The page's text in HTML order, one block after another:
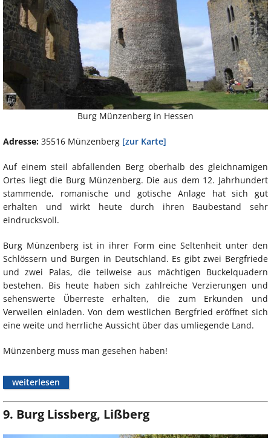
Burg Münzenberg in Hessen
Adresse: 35516 Münzenberg [zur Karte]
Auf einem steil abfallenden Berg oberhalb des gleichnamigen
Ortes liegt die Burg Münzenberg. Die aus dem 12. Jahrhundert
stammende, romanische und gotische Anlage hat sich gut
erhalten und wirkt heute durch ihren Baubestand sehr
eindrucksvoll.
Burg Münzenberg ist in ihrer Form eine Seltenheit unter den
Schlössern und Burgen in Deutschland. Es gibt zwei Bergfriede
und zwei Palas, die teilweise aus mächtigen Buckelquadern
bestehen. Bis heute haben sich zahlreiche Verzierungen und
sehenswerte Überreste erhalten, die zum Erkunden und
Verweilen einladen. Von dem westlichen Bergfried eröffnet sich
eine weite und herrliche Aussicht über das umliegende Land.
Münzenberg muss man gesehen haben!
weiterlesen
9. Burg Lissberg, Lißberg